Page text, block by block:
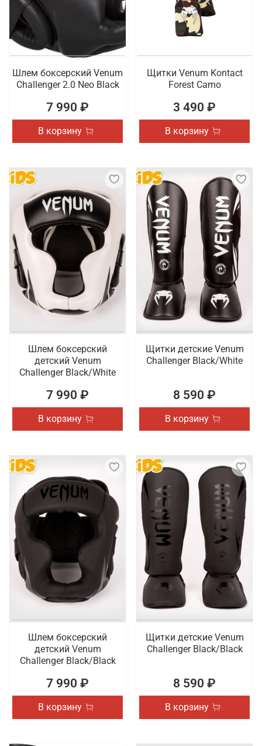
Шлем боксерский Venum
Challenger 2.0 Neo Black
7 990 ₽
В корзину
Щитки Venum Kontact
Forest Camo
3 490 ₽
В корзину
Шлем боксерский
детский Venum
Challenger Black/White
7 990 ₽
В корзину
Щитки детские Venum
Challenger Black/White
8 590 ₽
В корзину
Шлем боксерский
детский Venum
Challenger Black/Black
7 990 ₽
В корзину
Щитки детские Venum
Challenger Black/Black
8 590 ₽
В корзину